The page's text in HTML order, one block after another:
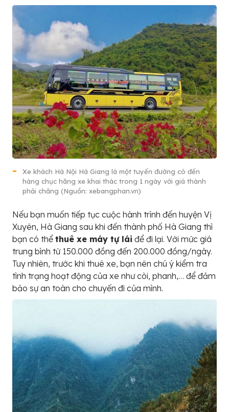
Xe khách Hà Nội Hà Giang là một tuyến đường có đến
hàng chục hãng xe khai thác trong 1 ngày với giá thành
phải chăng (Nguồn: xebangphan.vn)
Nếu bạn muốn tiếp tục cuộc hành trình đến huyện Vị
Xuyên, Hà Giang sau khi đến thành phố Hà Giang thì
bạn có thể thuê xe máy tự lái để đi lại. Với mức giá
trung bình từ 150.000 đồng đến 200.000 đồng/ngày.
Tuy nhiên, trước khi thuê xe, bạn nên chú ý kiểm tra
tình trạng hoạt động của xe như còi, phanh,… để đảm
bảo sự an toàn cho chuyến đi của mình.